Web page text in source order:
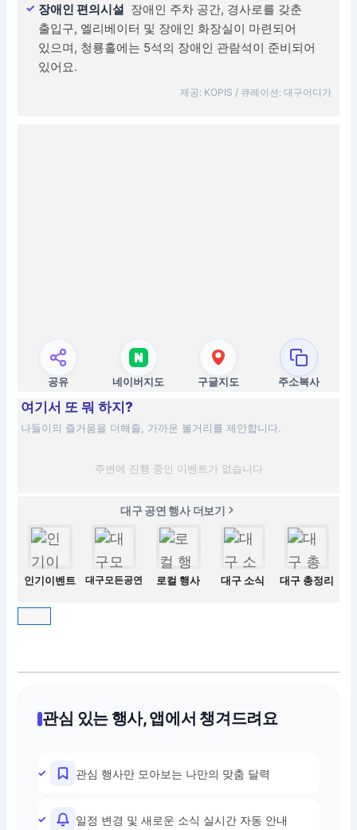
장애인 편의시설 장애인 주차 공간, 경사로를 갖춘
출입구, 엘리베이터 및 장애인 화장실이 마련되어
있으며, 청룡홀에는 5석의 장애인 관람석이 준비되어
있어요.
제공: KOPIS / 큐레이션: 대구어디가
공유 네이버지도 구글지도 주소복사
여기서 또 뭐 하지?
나들이의 즐거움을 더해줄, 가까운 볼거리를 제안합니다.
주변에 진행 중인 이벤트가 없습니다
대구 공연 행사 더보기
인기이벤트 대구모든공연 로컬 행사 대구 소식 대구 총정리
관심 있는 행사, 앱에서 챙겨드려요
관심 행사만 모아보는 나만의 맞춤 달력
일정 변경 및 새로운 소식 실시간 자동 안내